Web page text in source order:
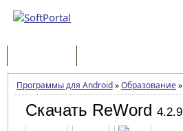
Программы для Android»Образование»
Скачать ReWord 4.2.9